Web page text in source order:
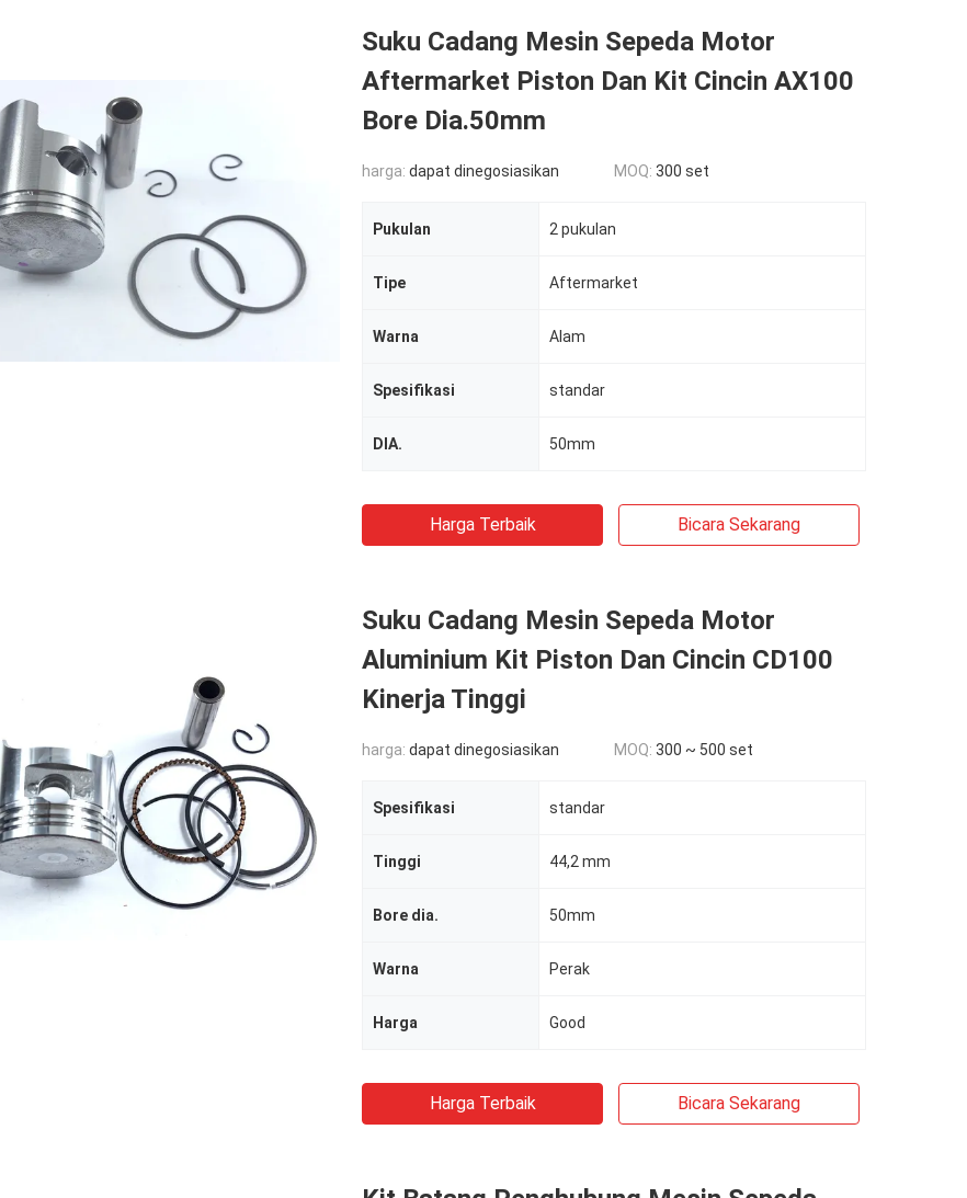
Suku Cadang Mesin Sepeda Motor
Aftermarket Piston Dan Kit Cincin AX100
Bore Dia.50mm
harga: dapat dinegosiasikan MOQ: 300 set
Pukulan 2 pukulan
Tipe Aftermarket
Warna Alam
Spesifikasi standar
DIA. 50mm
Harga Terbaik Bicara Sekarang
Suku Cadang Mesin Sepeda Motor
Aluminium Kit Piston Dan Cincin CD100
Kinerja Tinggi
harga: dapat dinegosiasikan MOQ: 300 ~ 500 set
Spesifikasi standar
Tinggi 44,2 mm
Bore dia. 50mm
Warna Perak
Harga Good
Harga Terbaik Bicara Sekarang